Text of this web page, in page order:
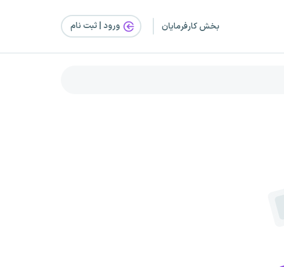
بخش کارفرمایان ورود | ثبت‌ نام